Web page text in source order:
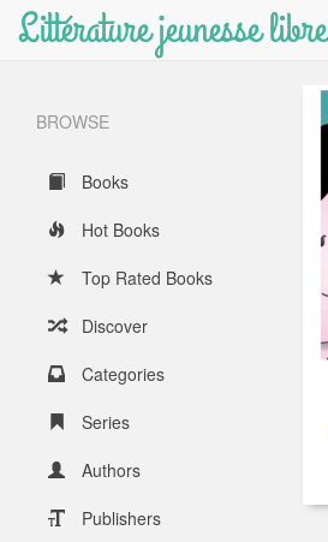
Littérature jeunesse libre
BROWSE
Books
Hot Books
Top Rated Books
Discover
Categories
Series
Authors
Publishers